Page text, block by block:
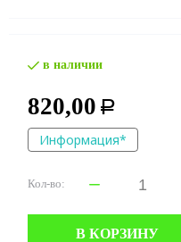
в наличии
820,00 Р
Информация*
Кол-во:
В КОРЗИНУ